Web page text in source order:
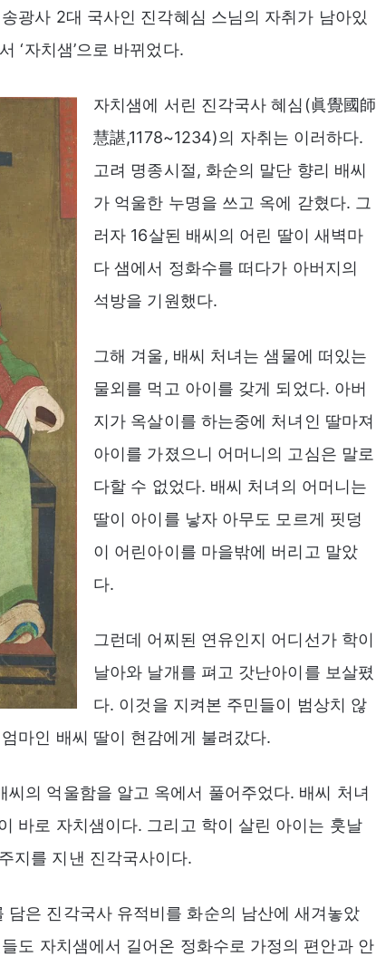
광사 2대 국사인 진각혜심 스님의 자취가 남아있
‘자치샘’으로 바뀌었다.
자치샘에 서린 진각국사 혜심(眞覺國師
慧諶,1178~1234)의 자취는 이러하다.
고려 명종시절, 화순의 말단 향리 배씨
가 억울한 누명을 쓰고 옥에 갇혔다. 그
러자 16살된 배씨의 어린 딸이 새벽마
다 샘에서 정화수를 떠다가 아버지의
석방을 기원했다.
그해 겨울, 배씨 처녀는 샘물에 떠있는
물외를 먹고 아이를 갖게 되었다. 아버
지가 옥살이를 하는중에 처녀인 딸마져
아이를 가졌으니 어머니의 고심은 말로
다할 수 없었다. 배씨 처녀의 어머니는
딸이 아이를 낳자 아무도 모르게 핏덩
이 어린아이를 마을밖에 버리고 말았
다.
그런데 어찌된 연유인지 어디선가 학이
날아와 날개를 펴고 갓난아이를 보살폈
다. 이것을 지켜본 주민들이 범상치 않
마인 배씨 딸이 현감에게 불려갔다.
의 억울함을 알고 옥에서 풀어주었다. 배씨 처녀
바로 자치샘이다. 그리고 학이 살린 아이는 훗날
지를 지낸 진각국사이다.
담은 진각국사 유적비를 화순의 남산에 새겨놓았
도 자치샘에서 길어온 정화수로 가정의 편안과 안